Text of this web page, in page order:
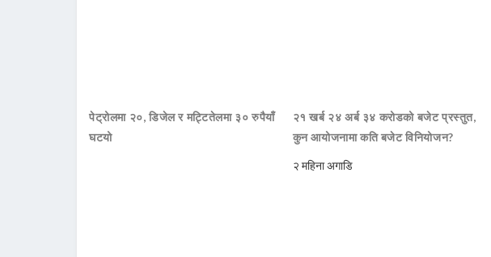
पेट्रोलमा २०, डिजेल र मट्टितेलमा ३० रुपैयाँ
घटयो
२१ खर्ब २४ अर्ब ३४ करोडको बजेट प्रस्तुत,
कुन आयोजनामा कति बजेट विनियोजन?
२ महिना अगाडि